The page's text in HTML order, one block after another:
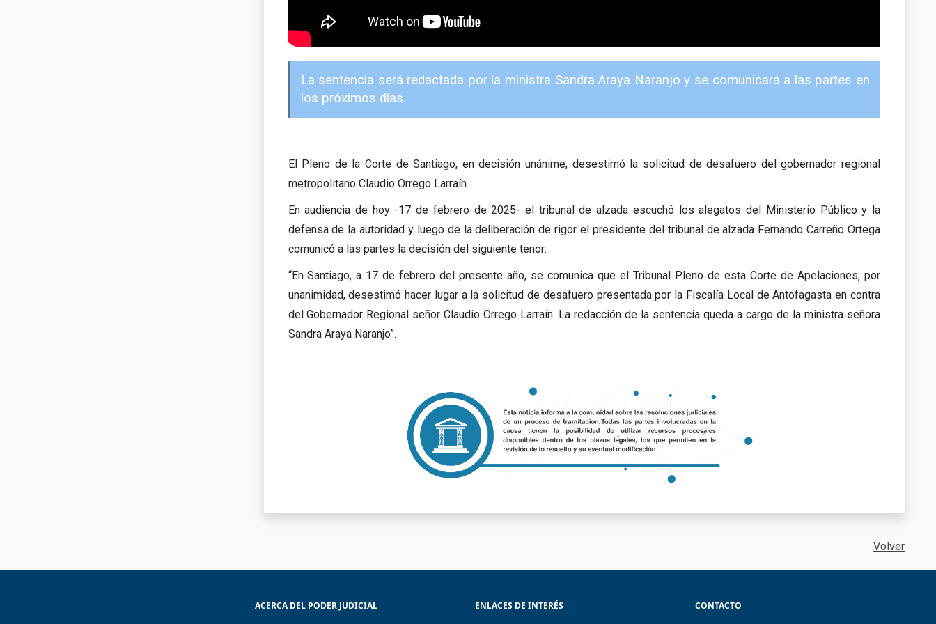
La sentencia será redactada por la ministra Sandra Araya Naranjo y se comunicará a las partes en
los próximos días.
El Pleno de la Corte de Santiago, en decisión unánime, desestimó la solicitud de desafuero del gobernador regional
metropolitano Claudio Orrego Larraín.
En audiencia de hoy -17 de febrero de 2025- el tribunal de alzada escuchó los alegatos del Ministerio Público y la
defensa de la autoridad y luego de la deliberación de rigor el presidente del tribunal de alzada Fernando Carreño Ortega
comunicó a las partes la decisión del siguiente tenor:
“En Santiago, a 17 de febrero del presente año, se comunica que el Tribunal Pleno de esta Corte de Apelaciones, por
unanimidad, desestimó hacer lugar a la solicitud de desafuero presentada por la Fiscalía Local de Antofagasta en contra
del Gobernador Regional señor Claudio Orrego Larraín. La redacción de la sentencia queda a cargo de la ministra señora
Sandra Araya Naranjo”.
Volver
ACERCA DEL PODER JUDICIAL ENLACES DE INTERÉS CONTACTO